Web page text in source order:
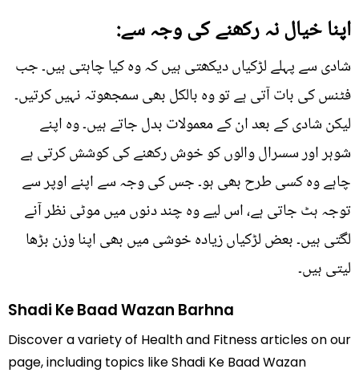
اپنا خیال نہ رکھنے کی وجہ سے:
شادی سے پہلے لڑکیاں دیکھتی ہیں کہ وہ کیا چاہتی ہیں۔ جب
فٹنس کی بات آتی ہے تو وہ بالکل بھی سمجھوتہ نہیں کرتیں۔
لیکن شادی کے بعد ان کے معمولات بدل جاتے ہیں۔ وہ اپنے
شوہر اور سسرال والوں کو خوش رکھنے کی کوشش کرتی ہے
چاہے وہ کسی طرح بھی ہو۔ جس کی وجہ سے اپنے اوپر سے
توجہ ہٹ جاتی ہے، اس لیے وہ چند دنوں میں موٹی نظر آنے
لگتی ہیں۔ بعض لڑکیاں زیادہ خوشی میں بھی اپنا وزن بڑھا
لیتی ہیں۔
Shadi Ke Baad Wazan Barhna
Discover a variety of Health and Fitness articles on our
page, including topics like Shadi Ke Baad Wazan